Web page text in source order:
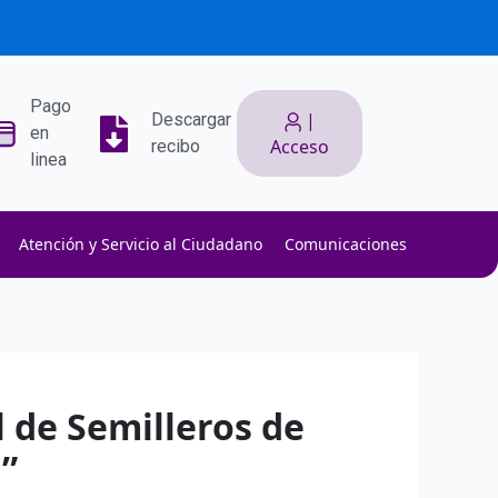
Pago
en
linea
Descargar
recibo
|
Acceso
Atención y Servicio al Ciudadano Comunicaciones
Semilleros de